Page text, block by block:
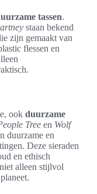
tassen.
staan bekend
zijn gemaakt van
flessen en
ook duurzame
Tree en Wolf
duurzame en
Deze sieraden
en ethisch
alleen stijlvol